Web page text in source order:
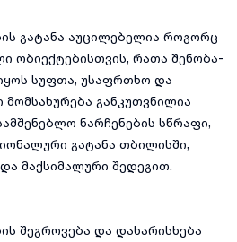
გატანა აუცილებელია როგორც
ობიექტებისთვის, რათა შენობა-
სუფთა, უსაფრთხო და
მომსახურება განკუთვნილია
ნარჩენების სწრაფი,
გატანა თბილისში,
მაქსიმალური შედეგით.
შეგროვება და დახარისხება